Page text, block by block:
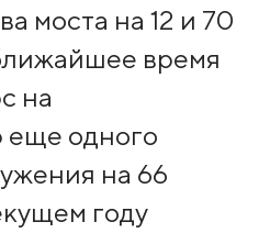
моста на 12 и 70
время
на
еще одного
на 66
году